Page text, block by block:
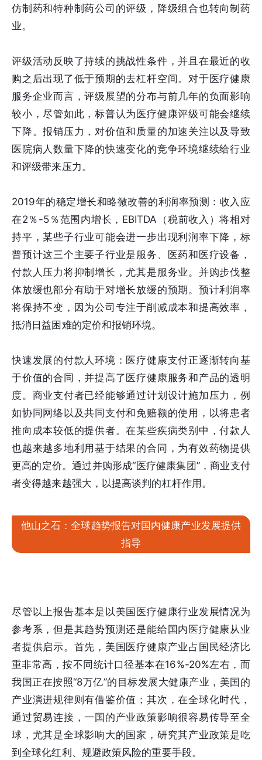
仿制药和特种制药公司的评级，降级组合也转向制药
业。
评级活动反映了持续的挑战性条件，并且在最近的收
购之后出现了低于预期的去杠杆空间。对于医疗健康
服务企业而言，评级展望的分布与前几年的负面影响
较小，尽管如此，标普认为医疗健康评级可能会继续
下降。报销压力，对价值和质量的加速关注以及导致
医院病人数量下降的快速变化的竞争环境继续给行业
和评级带来压力。
2019年的稳定增长和略微改善的利润率预测：收入应
在2％-5％范围内增长，EBITDA（税前收入）将相对
持平，某些子行业可能会进一步出现利润率下降，标
普预计这三个主要子行业是服务、医药和医疗设备，
付款人压力将抑制增长，尤其是服务业。并购步伐整
体放缓也部分有助于对增长放缓的预期。预计利润率
将保持不变，因为公司专注于削减成本和提高效率，
抵消日益困难的定价和报销环境。
快速发展的付款人环境：医疗健康支付正逐渐转向基
于价值的合同，并提高了医疗健康服务和产品的透明
度。商业支付者已经能够通过计划设计施加压力，例
如协同网络以及共同支付和免赔额的使用，以将患者
推向成本较低的提供者。在某些疾病类别中，付款人
也越来越多地利用基于结果的合同，为有效药物提供
更高的定价。通过并购形成“医疗健康集团”，商业支付
者变得越来越强大，以提高谈判的杠杆作用。
他山之石：全球趋势报告对国内健康产业发展提供
指导
尽管以上报告基本是以美国医疗健康行业发展情况为
参考系，但是其趋势预测还是能给国内医疗健康从业
者提供启示。首先，美国医疗健康产业占国民经济比
重非常高，按不同统计口径基本在16%-20%左右，而
我国正在按照“8万亿”的目标发展大健康产业，美国的
产业演进规律则有借鉴价值；其次，在全球化时代，
通过贸易连接，一国的产业政策影响很容易传导至全
球，尤其是全球影响大的国家，研究其产业政策是吃
到全球化红利、规避政策风险的重要手段。